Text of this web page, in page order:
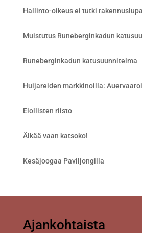
Hallinto-oikeus ei tutki
Muistutus Runeberginkadun
Runeberginkadun katusuunnitelma
Huijareiden markkinoilla:
Elollisten riisto
Älkää vaan katsoko!
Kesäjoogaa Paviljongilla
Ajankohtaista